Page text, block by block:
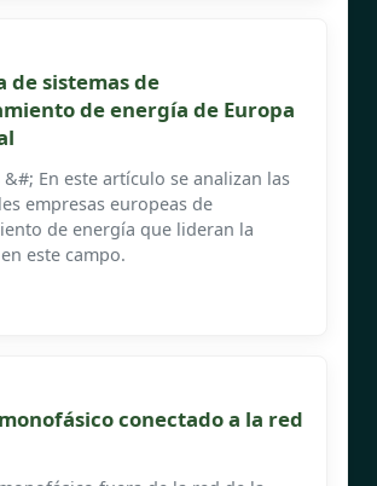
de sistemas de
de energía de Europa
&#; En este artículo se analizan las
empresas europeas de
de energía que lideran la
este campo.
conectado a la red